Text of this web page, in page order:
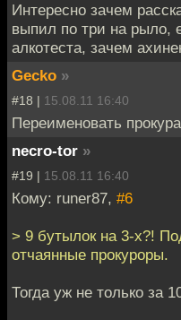
Интересно зачем
выпил по три на рыло,
алкотеста, зачем
Gecko »
#18 | 15.08.11 16:40
Переименовать
necro-tor »
#19 | 15.08.11 16:40
Кому: runer87, #6
> 9 бутылок на 3-х?!
отчаянные прокуроры.
Тогда уж не только за